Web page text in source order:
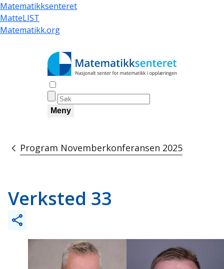
Hopp
til
hovedinnhold
Matematikksenteret
MatteLIST
Matematikk.org
Meny
Navigasjonssti
Program Novemberkonferansen 2025
Verksted 33